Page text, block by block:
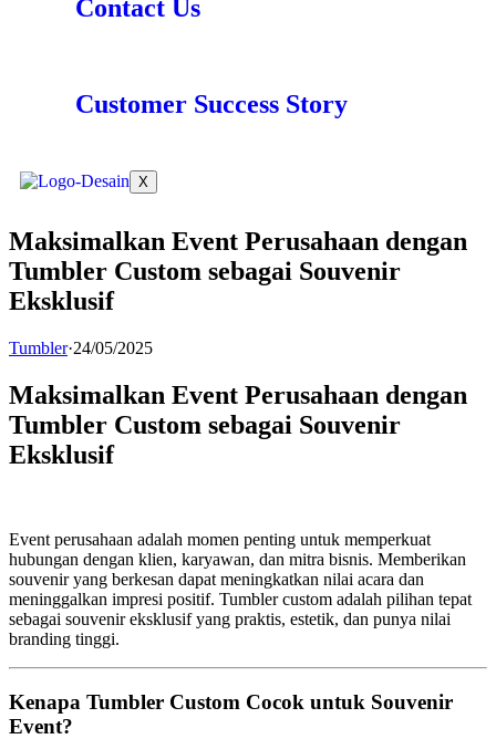
Contact Us
Customer Success Story
X
Maksimalkan Event Perusahaan dengan
Tumbler Custom sebagai Souvenir
Eksklusif
Tumbler·24/05/2025
Maksimalkan Event Perusahaan dengan
Tumbler Custom sebagai Souvenir
Eksklusif
Event perusahaan adalah momen penting untuk memperkuat
hubungan dengan klien, karyawan, dan mitra bisnis. Memberikan
souvenir yang berkesan dapat meningkatkan nilai acara dan
meninggalkan impresi positif. Tumbler custom adalah pilihan tepat
sebagai souvenir eksklusif yang praktis, estetik, dan punya nilai
branding tinggi.
Kenapa Tumbler Custom Cocok untuk Souvenir
Event?